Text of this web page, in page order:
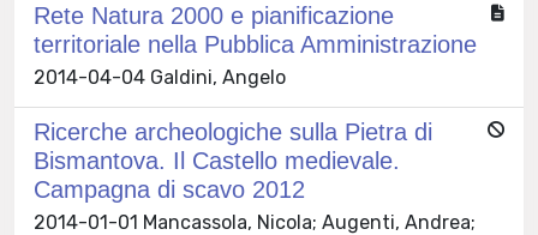
Rete Natura 2000 e pianificazione
territoriale nella Pubblica Amministrazione
2014-04-04 Galdini, Angelo
Ricerche archeologiche sulla Pietra di
Bismantova. Il Castello medievale.
Campagna di scavo 2012
2014-01-01 Mancassola, Nicola; Augenti, Andrea;